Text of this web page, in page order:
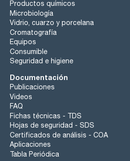
Productos químicos
Microbiología
Vidrio, cuarzo y porcelana
Cromatografía
Equipos
Consumible
Seguridad e higiene
Documentación
Publicaciones
Videos
FAQ
Fichas técnicas - TDS
Hojas de seguridad - SDS
Certificados de análisis - COA
Aplicaciones
Tabla Periódica